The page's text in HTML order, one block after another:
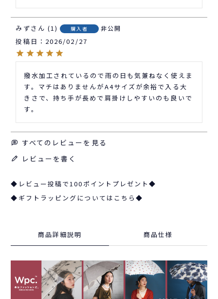
みず 1 購入者 非公開
投稿日 2026/02/27
撥水加工されているので雨の日も気兼ねなく使えま
す。マチはありませんがA4サイズが余裕で入る大
きさで、持ち手が長めで肩掛けしやすいのも良いで
す。
すべてのレビューを見る
レビューを書く
◆レビュー投稿で100ポイントプレゼント◆
◆ギフトラッピングについてはこちら◆
商品詳細説明 商品仕様